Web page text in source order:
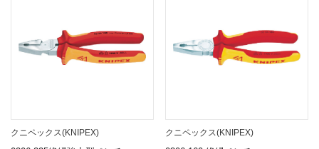
クニペックス(KNIPEX) クニペックス(KNIPEX)